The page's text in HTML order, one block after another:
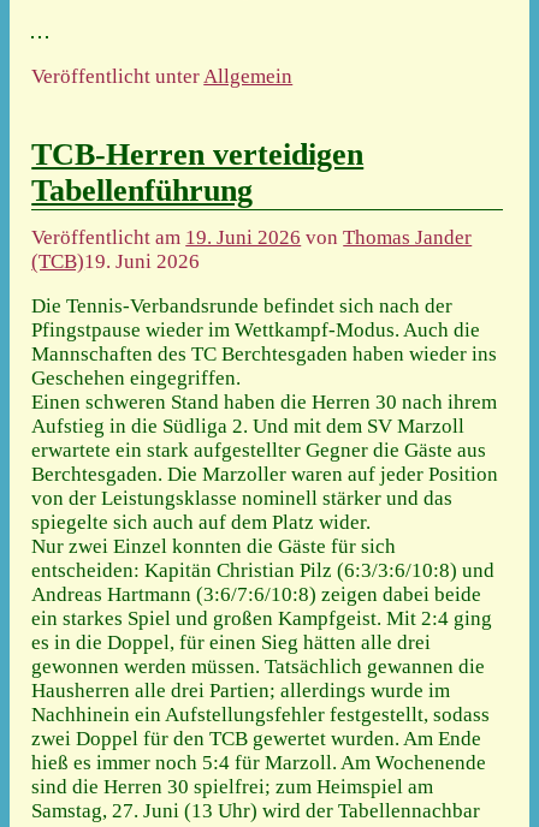
Veröffentlicht unterAllgemein
TCB-Herren verteidigen
Tabellenführung
Veröffentlicht am 19. Juni 2026 vonThomas Jander
(TCB)19. Juni 2026
Die Tennis-Verbandsrunde befindet sich nach der
Pfingstpause wieder im Wettkampf-Modus. Auch die
Mannschaften des TC Berchtesgaden haben wieder ins
Geschehen eingegriffen.
Einen schweren Stand haben die Herren 30 nach ihrem
Aufstieg in die Südliga 2. Und mit dem SV Marzoll
erwartete ein stark aufgestellter Gegner die Gäste aus
Berchtesgaden. Die Marzoller waren auf jeder Position
von der Leistungsklasse nominell stärker und das
spiegelte sich auch auf dem Platz wider.
Nur zwei Einzel konnten die Gäste für sich
entscheiden: Kapitän Christian Pilz (6:3/3:6/10:8) und
Andreas Hartmann (3:6/7:6/10:8) zeigen dabei beide
ein starkes Spiel und großen Kampfgeist. Mit 2:4 ging
es in die Doppel, für einen Sieg hätten alle drei
gewonnen werden müssen. Tatsächlich gewannen die
Hausherren alle drei Partien; allerdings wurde im
Nachhinein ein Aufstellungsfehler festgestellt, sodass
zwei Doppel für den TCB gewertet wurden. Am Ende
hieß es immer noch 5:4 für Marzoll. Am Wochenende
sind die Herren 30 spielfrei; zum Heimspiel am
Samstag, 27. Juni (13 Uhr) wird der Tabellennachbar